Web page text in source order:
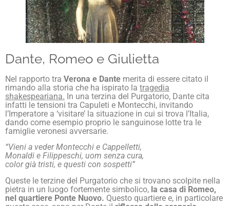
Dante, Romeo e Giulietta
Nel rapporto tra Verona e Dante merita di essere citato il
rimando alla storia che ha ispirato la tragedia
shakespeariana. In una terzina del Purgatorio, Dante cita
infatti le tensioni tra Capuleti e Montecchi, invitando
l’Imperatore a ‘visitare’ la situazione in cui si trova l’Italia,
dando come esempio proprio le sanguinose lotte tra le
famiglie veronesi avversarie.
“Vieni a veder Montecchi e Cappelletti,
Monaldi e Filippeschi, uom senza cura,
color già tristi, e questi con sospetti”
Queste le terzine del Purgatorio che si trovano scolpite nella
pietra in un luogo fortemente simbolico, la casa di Romeo,
nel quartiere Ponte Nuovo. Questo quartiere e, in particolare